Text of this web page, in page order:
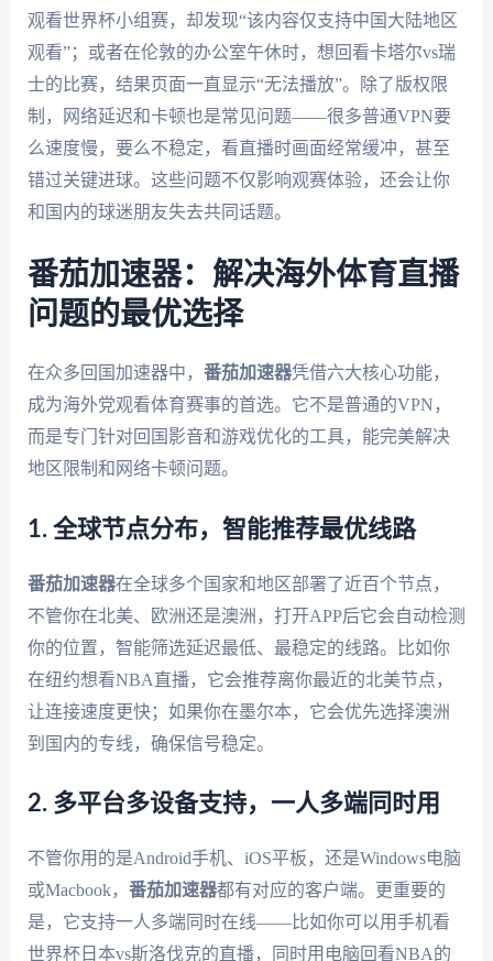
观看世界杯小组赛，却发现“该内容仅支持中国大陆地区
观看”；或者在伦敦的办公室午休时，想回看卡塔尔vs瑞
士的比赛，结果页面一直显示“无法播放”。除了版权限
制，网络延迟和卡顿也是常见问题——很多普通VPN要
么速度慢，要么不稳定，看直播时画面经常缓冲，甚至
错过关键进球。这些问题不仅影响观赛体验，还会让你
和国内的球迷朋友失去共同话题。
番茄加速器：解决海外体育直播
问题的最优选择
在众多回国加速器中， 番茄加速器凭借六大核心功能，
成为海外党观看体育赛事的首选。它不是普通的VPN，
而是专门针对回国影音和游戏优化的工具，能完美解决
地区限制和网络卡顿问题。
1. 全球节点分布，智能推荐最优线路
番茄加速器在全球多个国家和地区部署了近百个节点，
不管你在北美、欧洲还是澳洲，打开APP后它会自动检测
你的位置，智能筛选延迟最低、最稳定的线路。比如你
在纽约想看NBA直播，它会推荐离你最近的北美节点，
让连接速度更快；如果你在墨尔本，它会优先选择澳洲
到国内的专线，确保信号稳定。
2. 多平台多设备支持，一人多端同时用
不管你用的是Android手机、iOS平板，还是Windows电脑
或Macbook， 番茄加速器都有对应的客户端。更重要的
是，它支持一人多端同时在线——比如你可以用手机看
世界杯日本vs斯洛伐克的直播，同时用电脑回看NBA的